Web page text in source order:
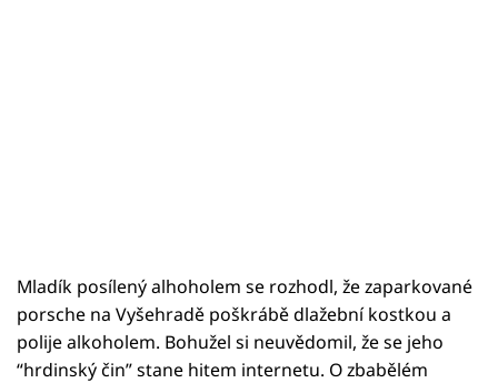
Mladík posílený alhoholem se rozhodl, že zaparkované
porsche na Vyšehradě poškrábě dlažební kostkou a
polije alkoholem. Bohužel si neuvědomil, že se jeho
“hrdinský čin” stane hitem internetu. O zbabělém